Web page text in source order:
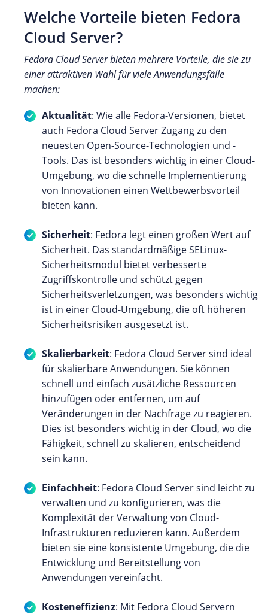
Welche Vorteile bieten Fedora
Cloud Server?
Fedora Cloud Server bieten mehrere Vorteile, die sie zu
einer attraktiven Wahl für viele Anwendungsfälle
machen:
Aktualität: Wie alle Fedora-Versionen, bietet
auch Fedora Cloud Server Zugang zu den
neuesten Open-Source-Technologien und -
Tools. Das ist besonders wichtig in einer Cloud-
Umgebung, wo die schnelle Implementierung
von Innovationen einen Wettbewerbsvorteil
bieten kann.
Sicherheit: Fedora legt einen großen Wert auf
Sicherheit. Das standardmäßige SELinux-
Sicherheitsmodul bietet verbesserte
Zugriffskontrolle und schützt gegen
Sicherheitsverletzungen, was besonders wichtig
ist in einer Cloud-Umgebung, die oft höheren
Sicherheitsrisiken ausgesetzt ist.
Skalierbarkeit: Fedora Cloud Server sind ideal
für skalierbare Anwendungen. Sie können
schnell und einfach zusätzliche Ressourcen
hinzufügen oder entfernen, um auf
Veränderungen in der Nachfrage zu reagieren.
Dies ist besonders wichtig in der Cloud, wo die
Fähigkeit, schnell zu skalieren, entscheidend
sein kann.
Einfachheit: Fedora Cloud Server sind leicht zu
verwalten und zu konfigurieren, was die
Komplexität der Verwaltung von Cloud-
Infrastrukturen reduzieren kann. Außerdem
bieten sie eine konsistente Umgebung, die die
Entwicklung und Bereitstellung von
Anwendungen vereinfacht.
Kosteneffizienz: Mit Fedora Cloud Servern